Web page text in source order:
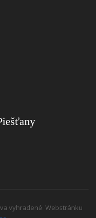
vyhradené. Webstránku